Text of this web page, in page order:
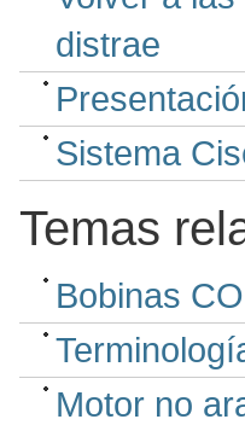
distrae
Sistema
Temas
Bobinas
Motor no